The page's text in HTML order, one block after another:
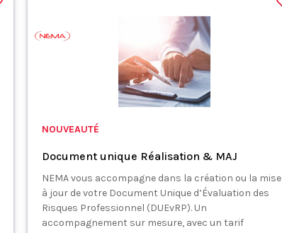
NOUVEAUTÉ
Document unique Réalisation & MAJ
NEMA vous accompagne dans la création ou la mise
à jour de votre Document Unique d’Évaluation des
Risques Professionnel (DUEvRP). Un
accompagnement sur mesure, avec un tarif